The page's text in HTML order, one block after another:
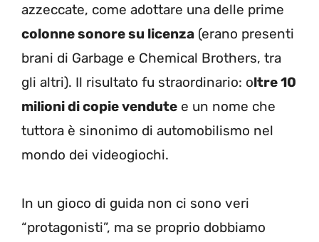
azzeccate, come adottare una delle prime
colonne sonore su licenza (erano presenti
brani di Garbage e Chemical Brothers, tra
gli altri). Il risultato fu straordinario: oltre 10
milioni di copie vendute e un nome che
tuttora è sinonimo di automobilismo nel
mondo dei videogiochi.
In un gioco di guida non ci sono veri
“protagonisti”, ma se proprio dobbiamo